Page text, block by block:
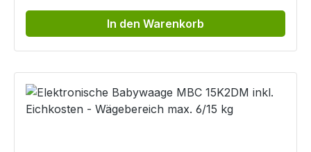
In den Warenkorb